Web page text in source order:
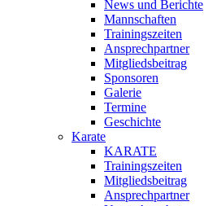
News und Berichte
Mannschaften
Trainingszeiten
Ansprechpartner
Mitgliedsbeitrag
Sponsoren
Galerie
Termine
Geschichte
Karate
KARATE
Trainingszeiten
Mitgliedsbeitrag
Ansprechpartner